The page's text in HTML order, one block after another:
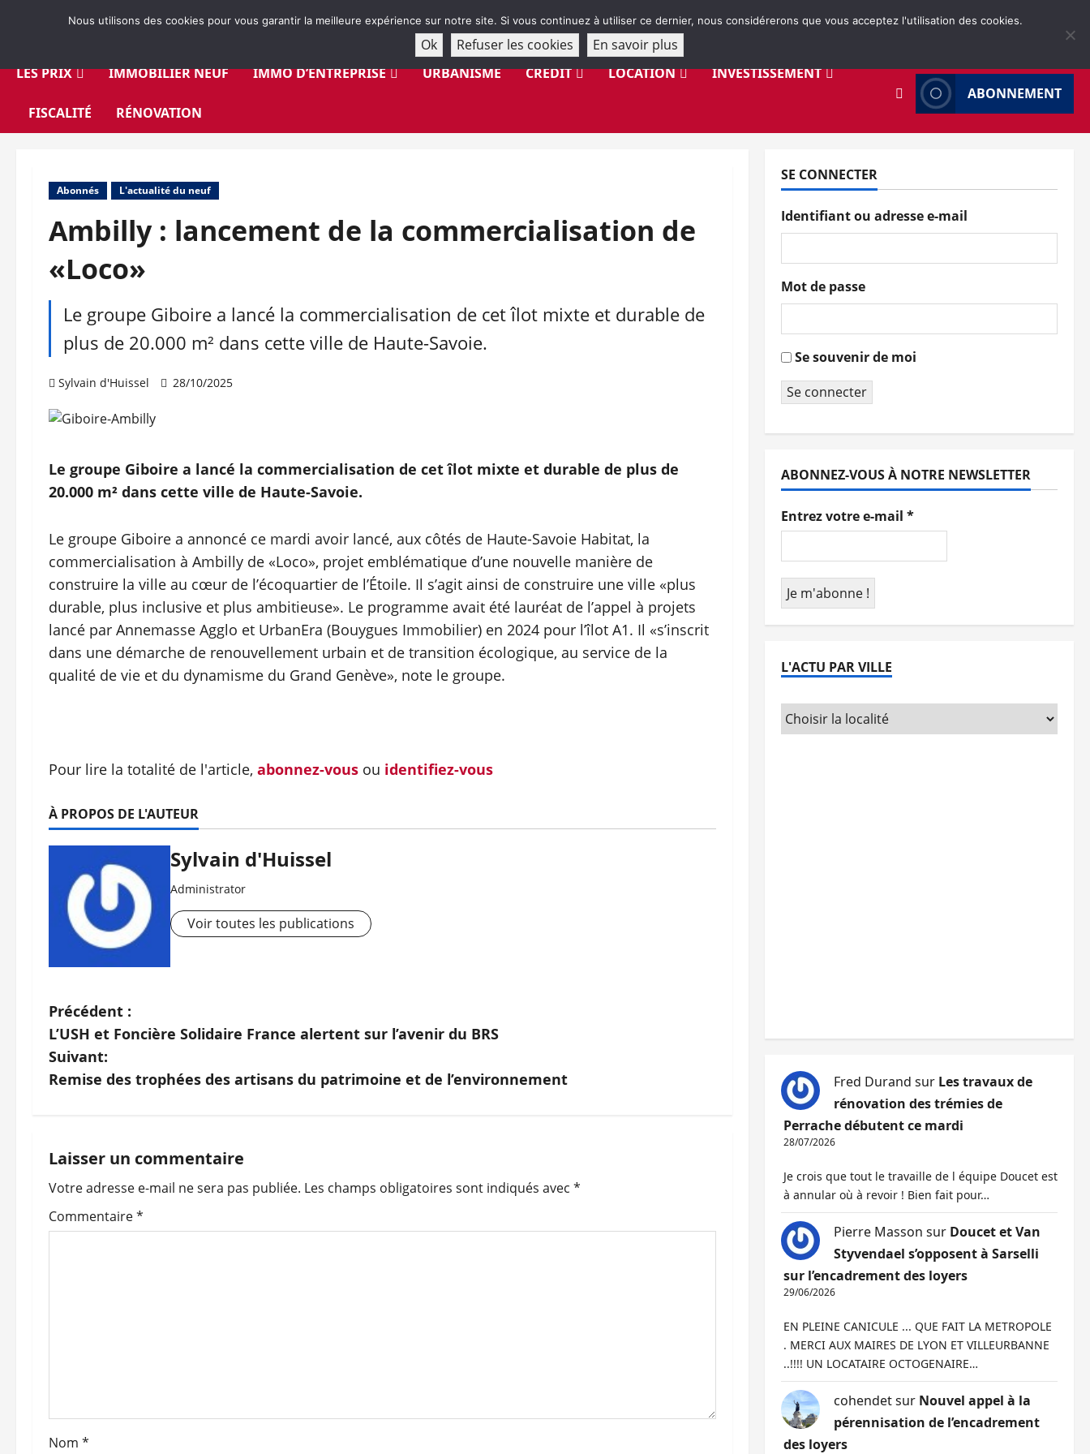
LES PRIX
IMMOBILIER NEUF IMMO D’ENTREPRISE URBANISME CRÉDIT LOCATION INVESTISSEMENT
FISCALITÉ RÉNOVATION
ABONNEMENT
Abonnés L'actualité du neuf
Ambilly : lancement de la commercialisation de
«Loco»
Le groupe Giboire a lancé la commercialisation de cet îlot mixte et durable de
plus de 20.000 m² dans cette ville de Haute-Savoie.
Sylvain d'Huissel 28/10/2025
Le groupe Giboire a lancé la commercialisation de cet îlot mixte et durable de plus de
20.000 m² dans cette ville de Haute-Savoie.
Le groupe Giboire a annoncé ce mardi avoir lancé, aux côtés de Haute-Savoie Habitat, la
commercialisation à Ambilly de «Loco», projet emblématique d’une nouvelle manière de
construire la ville au cœur de l’écoquartier de l’Étoile. Il s’agit ainsi de construire une ville «plus
durable, plus inclusive et plus ambitieuse». Le programme avait été lauréat de l’appel à projets
lancé par Annemasse Agglo et UrbanEra (Bouygues Immobilier) en 2024 pour l’îlot A1. Il «s’inscrit
dans une démarche de renouvellement urbain et de transition écologique, au service de la
qualité de vie et du dynamisme du Grand Genève», note le groupe.
Pour lire la totalité de l'article, abonnez-vous ou identifiez-vous
À PROPOS DE L'AUTEUR
Sylvain d'Huissel
Administrator
Voir toutes les publications
N
a
v
g
a
t
a
Précédent :
L’USH et Foncière Solidaire France alertent sur l’avenir du BRS
Suivant:
Remise des trophées des artisans du patrimoine et de l’environnement
Laisser un commentaire
Votre adresse e-mail ne sera pas publiée. Les champs obligatoires sont indiqués avec *
Commentaire*
Nom *
SE CONNECTER
Identifiant ou adresse e-mail
Mot de passe
Se souvenir de moi
Se connecter
ABONNEZ-VOUS À NOTRE NEWSLETTER
Entrez votre e-mail *
L'ACTU PAR VILLE
Fred Durand sur Les travaux de
rénovation des trémies de
Perrache débutent ce mardi
28/07/2026
Je crois que tout le travaille de l équipe Doucet est
à annular où à revoir ! Bien fait pour…
Pierre Masson sur Doucet et Van
Styvendael s’opposent à Sarselli
sur l’encadrement des loyers
29/06/2026
EN PLEINE CANICULE ... QUE FAIT LA METROPOLE
. MERCI AUX MAIRES DE LYON ET VILLEURBANNE
..!!!! UN LOCATAIRE OCTOGENAIRE…
cohendetsur Nouvel appel à la
pérennisation de l’encadrement
des loyers
Nous utilisons des cookies pour vous garantir la meilleure expérience sur notre site. Si vous continuez à utiliser ce dernier, nous considérerons que vous acceptez l'utilisation des cookies.
Ok Refuser les cookies En savoir plus